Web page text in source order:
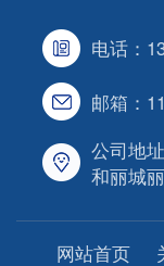
电话：
邮箱：
公司地
和丽城
网站首页